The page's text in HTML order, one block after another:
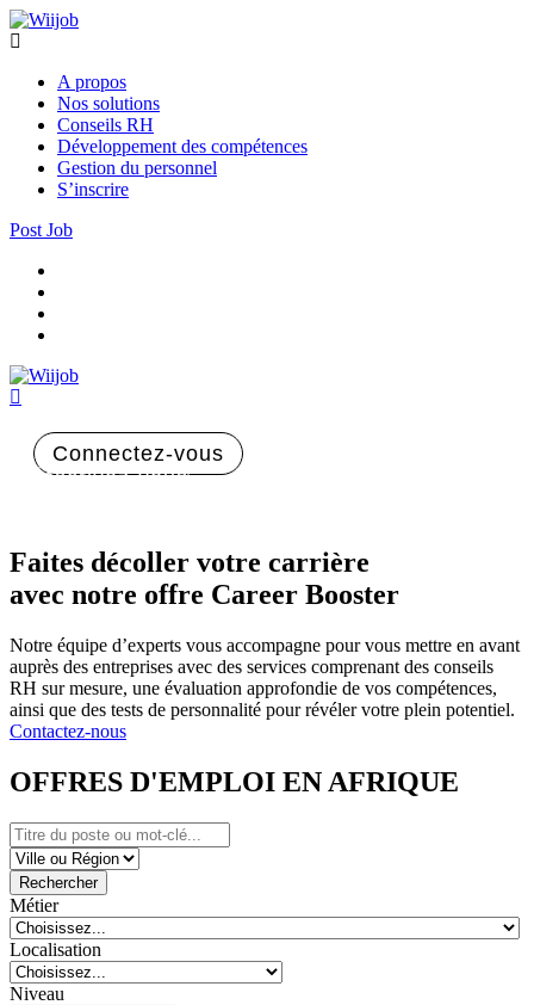
A propos
Nos solutions
Conseils RH
Développement des compétences
Gestion du personnel
S’inscrire
Post Job
Connectez-vous
Inscrivez-vous
Faites décoller votre carrière
avec notre offre Career Booster
Notre équipe d’experts vous accompagne pour vous mettre en avant
auprès des entreprises avec des services comprenant des conseils
RH sur mesure, une évaluation approfondie de vos compétences,
ainsi que des tests de personnalité pour révéler votre plein potentiel.
Contactez-nous
OFFRES D'EMPLOI EN AFRIQUE
Rechercher
Métier
Localisation
Niveau